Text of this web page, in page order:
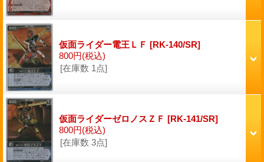
仮面ライダー電王ＬＦ [RK-140/SR]
800円(税込)
[在庫数 1点]
仮面ライダーゼロノスＺＦ [RK-141/SR]
800円(税込)
[在庫数 3点]